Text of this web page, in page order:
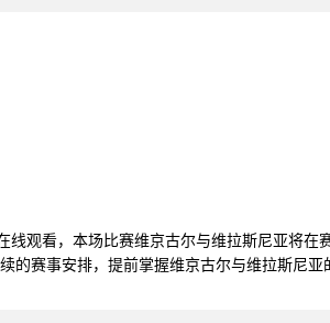
观看，本场比赛维京古尔与维拉斯尼亚将
赛事安排，提前掌握维京古尔与维拉斯尼亚